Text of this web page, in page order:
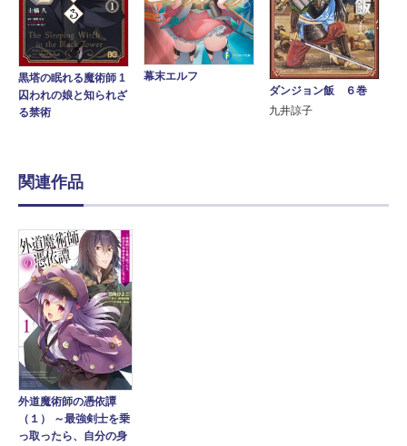
黒塔の眠れる魔術師 1
囚われの娘と知られざ
る禁術
幕末エルフ
ダンジョン飯 ６巻
九井諒子
関連作品
外道魔術師の憑依譚
（１） ～最強剣士を乗
っ取ったら、自分の身